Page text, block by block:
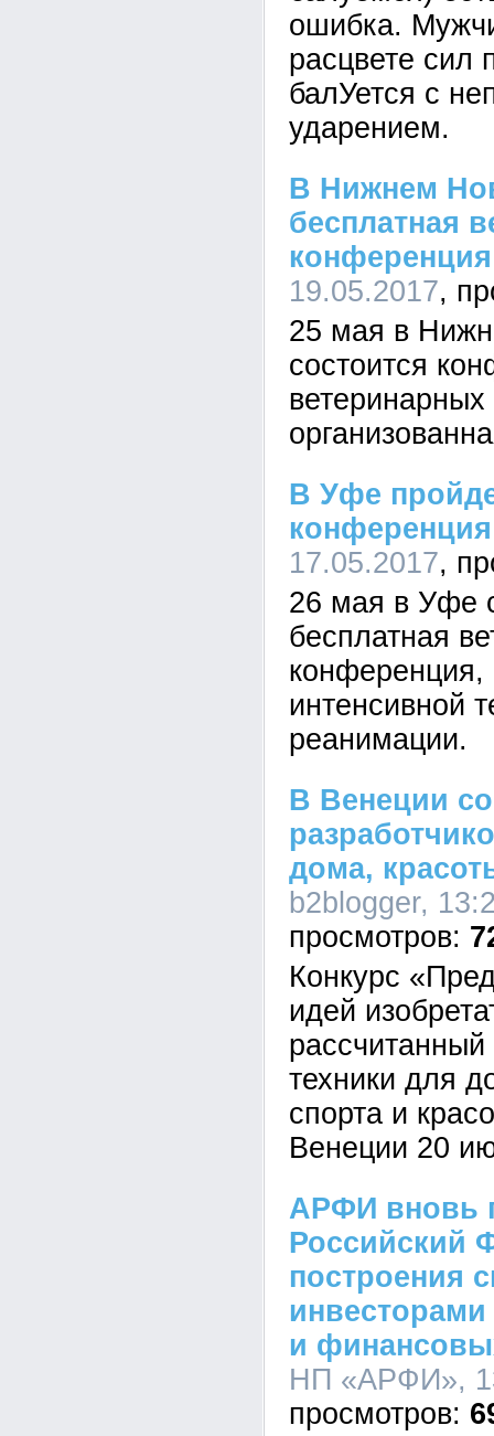
ошибка.
расцвете сил
балУется с
ударением.
В Нижнем
бесплатная
конференция
19.05.2017
25 мая в
состоится
ветеринарных
В Уфе
конференция
17.05.2017
26 мая в Уфе
бесплатная
интенсивной
реанимации.
В Венеции
дома,
b2blogger,
Конкурс
идей
рассчитанный
техники для
спорта и
Венеции 20
АРФИ вновь
Российский
построения
и
НП «АРФИ»,